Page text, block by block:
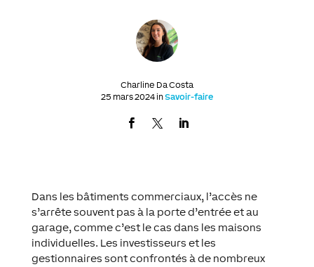
Charline Da Costa
25 mars 2024 inSavoir-faire
Dans les bâtiments commerciaux, l’accès ne
s’arrête souvent pas à la porte d’entrée et au
garage, comme c’est le cas dans les maisons
individuelles. Les investisseurs et les
gestionnaires sont confrontés à de nombreux